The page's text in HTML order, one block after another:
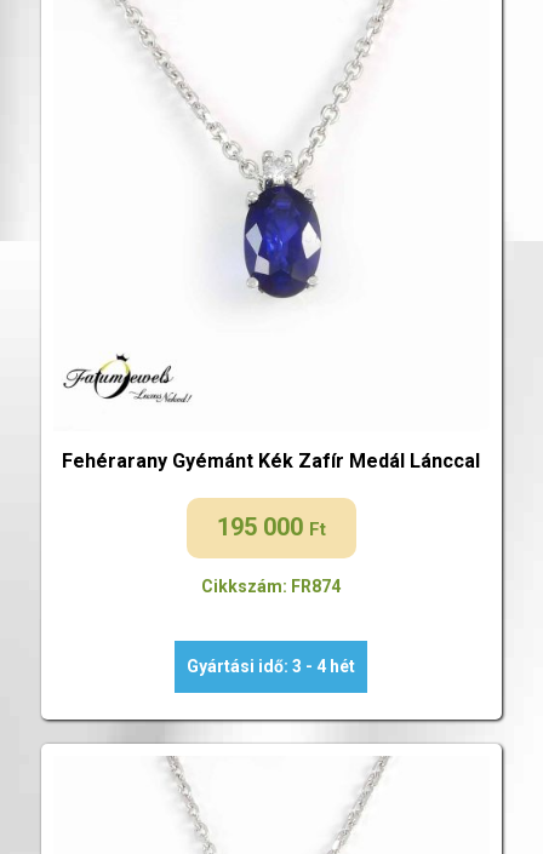
Fehérarany Gyémánt Kék Zafír Medál Lánccal
195 000 Ft
Cikkszám: FR874
Gyártási idő: 3 - 4 hét